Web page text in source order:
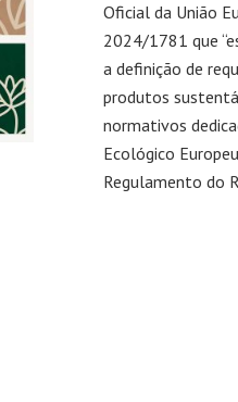
Oficial da União
2024/1781 que
a definição de
produtos
normativos
Ecológico
Regulamento do